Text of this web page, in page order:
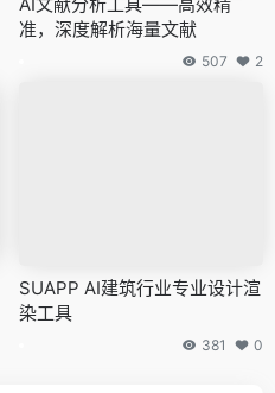
准，深度解析海量文献
507 2
SUAPP AI建筑行业专业设计渲
染工具
381 0